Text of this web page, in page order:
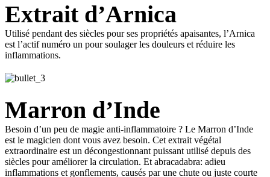
Extrait d’Arnica
Utilisé pendant des siècles pour ses propriétés apaisantes, l’Arnica
est l’actif numéro un pour soulager les douleurs et réduire les
inflammations.
Marron d’Inde
Besoin d’un peu de magie anti-inflammatoire ? Le Marron d’Inde
est le magicien dont vous avez besoin. Cet extrait végétal
extraordinaire est un décongestionnant puissant utilisé depuis des
siècles pour améliorer la circulation. Et abracadabra: adieu
inflammations et gonflements, causés par une chute ou juste courte